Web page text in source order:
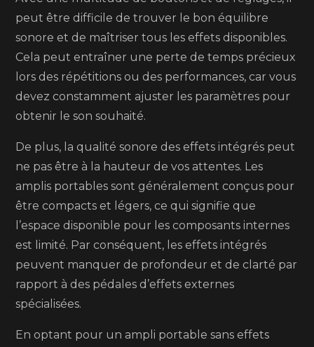
peut être difficile de trouver le bon équilibre
sonore et de maîtriser tous les effets disponibles.
Cela peut entraîner une perte de temps précieux
lors des répétitions ou des performances, car vous
devez constamment ajuster les paramètres pour
obtenir le son souhaité.
De plus, la qualité sonore des effets intégrés peut
ne pas être à la hauteur de vos attentes. Les
amplis portables sont généralement conçus pour
être compacts et légers, ce qui signifie que
l’espace disponible pour les composants internes
est limité. Par conséquent, les effets intégrés
peuvent manquer de profondeur et de clarté par
rapport à des pédales d’effets externes
spécialisées.
En optant pour un ampli portable sans effets